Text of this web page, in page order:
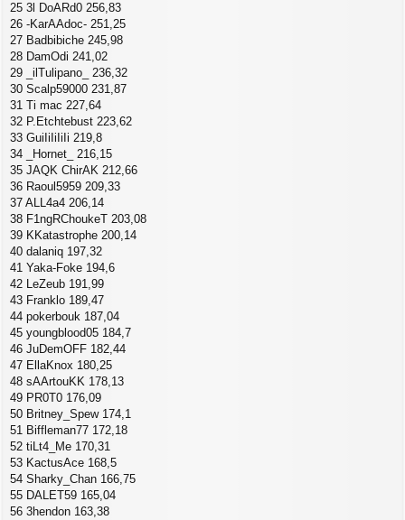
25 3l DoARd0 256,83
26 -KarAAdoc- 251,25
27 Badbibiche 245,98
28 DamOdi 241,02
29 _ilTulipano_ 236,32
30 Scalp59000 231,87
31 Ti mac 227,64
32 P.Etchtebust 223,62
33 GuiIiIiIiIi 219,8
34 _Hornet_ 216,15
35 JAQK ChirAK 212,66
36 Raoul5959 209,33
37 ALL4a4 206,14
38 F1ngRChoukeT 203,08
39 KKatastrophe 200,14
40 dalaniq 197,32
41 Yaka-Foke 194,6
42 LeZeub 191,99
43 Franklo 189,47
44 pokerbouk 187,04
45 youngblood05 184,7
46 JuDemOFF 182,44
47 EllaKnox 180,25
48 sAArtouKK 178,13
49 PR0T0 176,09
50 Britney_Spew 174,1
51 Biffleman77 172,18
52 tiLt4_Me 170,31
53 KactusAce 168,5
54 Sharky_Chan 166,75
55 DALET59 165,04
56 3hendon 163,38